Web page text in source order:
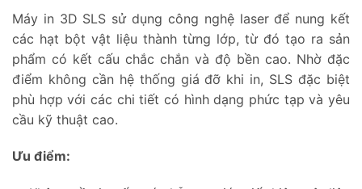
Máy in 3D SLS sử dụng công nghệ laser để nung kết
các hạt bột vật liệu thành từng lớp, từ đó tạo ra sản
phẩm có kết cấu chắc chắn và độ bền cao. Nhờ đặc
điểm không cần hệ thống giá đỡ khi in, SLS đặc biệt
phù hợp với các chi tiết có hình dạng phức tạp và yêu
cầu kỹ thuật cao.
Ưu điểm: